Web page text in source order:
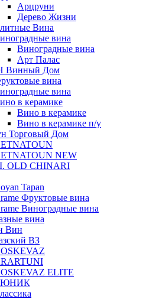
Арцруни
Дерево Жизни
Вина
вина
Виноградные вина
Арт Палас
Винный Дом
вина
вина
в керамике
Вино в керамике
Вино в керамике п/у
Торговый Дом
NEW
OLD CHINARI
Tapan
Фруктовые вина
Виноградные вина
вина
Вин
ВЗ
ELITE